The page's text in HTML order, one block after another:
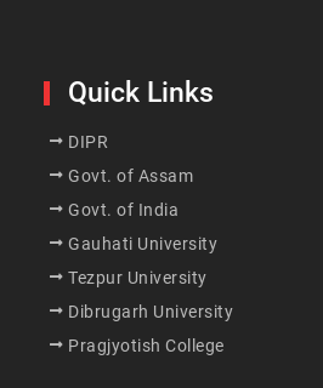
Quick Links
DIPR
Govt. of Assam
Govt. of India
Gauhati University
Tezpur University
Dibrugarh University
Pragjyotish College